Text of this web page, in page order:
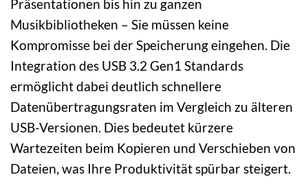
Präsentationen bis hin zu ganzen
Musikbibliotheken – Sie müssen keine
Kompromisse bei der Speicherung eingehen. Die
Integration des USB 3.2 Gen1 Standards
ermöglicht dabei deutlich schnellere
Datenübertragungsraten im Vergleich zu älteren
USB-Versionen. Dies bedeutet kürzere
Wartezeiten beim Kopieren und Verschieben von
Dateien, was Ihre Produktivität spürbar steigert.